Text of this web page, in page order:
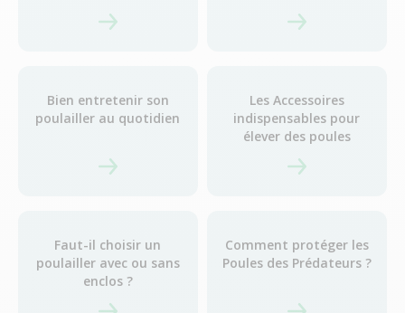
Bien entretenir son
poulailler au quotidien
Les Accessoires
indispensables pour
élever des poules
Faut-il choisir un
poulailler avec ou sans
enclos ?
Comment protéger les
Poules des Prédateurs ?